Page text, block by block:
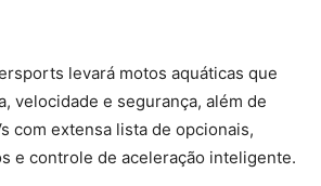
levará motos aquáticas que
velocidade e segurança, além de
com extensa lista de opcionais,
e controle de aceleração inteligente.